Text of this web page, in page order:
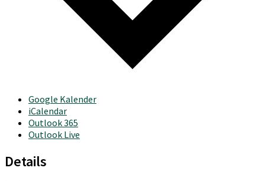
Google Kalender
iCalendar
Outlook 365
Outlook Live
Details